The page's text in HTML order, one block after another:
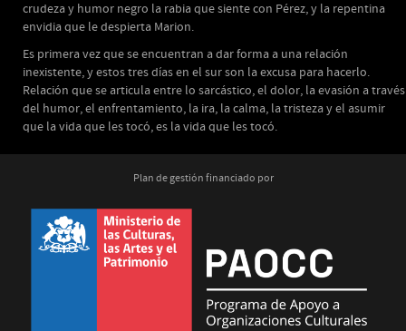
crudeza y humor negro la rabia que siente con Pérez, y la repentina
envidia que le despierta Marion.
Es primera vez que se encuentran a dar forma a una relación
inexistente, y estos tres días en el sur son la excusa para hacerlo.
Relación que se articula entre lo sarcástico, el dolor, la evasión a través
del humor, el enfrentamiento, la ira, la calma, la tristeza y el asumir
que la vida que les tocó, es la vida que les tocó.
Plan de gestión financiado por